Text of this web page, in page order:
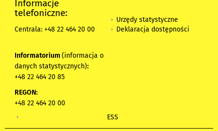
Informacje
telefoniczne:
Centrala: +48 22 464 20 00
Informatorium (informacja o
danych statystycznych):
+48 22 464 20 85
REGON:
+48 22 464 20 00
Urzędy statystyczne
Deklaracja dostępności
ESS